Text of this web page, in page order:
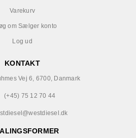
Varekurv
om Sælger konto
Log ud
KONTAKT
Vej 6, 6700, Danmark
(+45) 75 12 70 44